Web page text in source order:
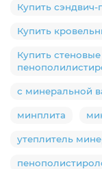
Купить
Купить
Купить
с минеральной
минплита
утеплитель